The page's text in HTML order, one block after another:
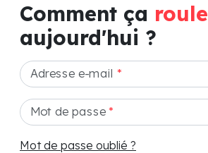
Comment ça roule
aujourd'hui ?
Adresse e-mail *
Mot de passe*
Mot de passe oublié ?